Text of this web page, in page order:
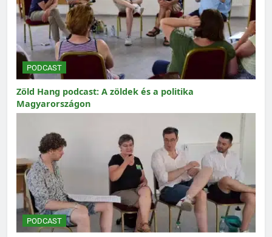
PODCAST
Zöld Hang podcast: A zöldek és a politika
Magyarországon
PODCAST